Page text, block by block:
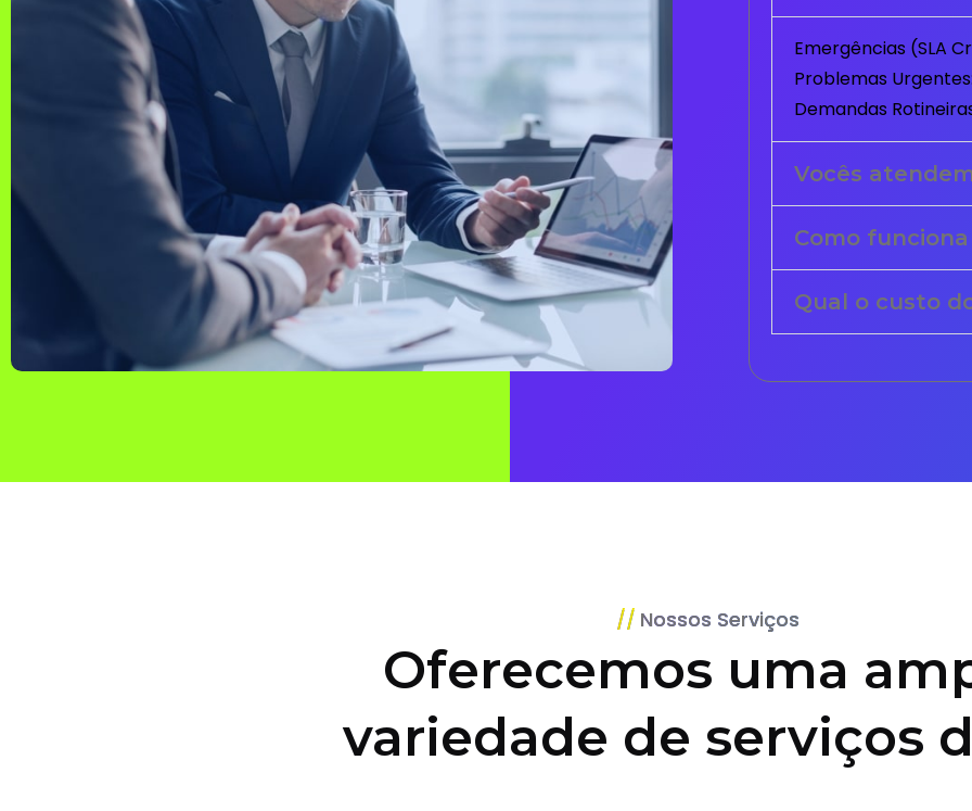
Emergências (SLA
Problemas
Demandas
Vocês
Como
Qual o custo
Nossos Serviços
Oferecemos uma
variedade de serviços